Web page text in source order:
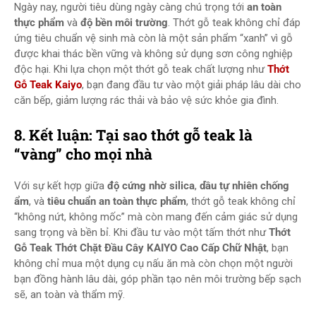
Ngày nay, người tiêu dùng ngày càng chú trọng tới an toàn
thực phẩm và độ bền môi trường. Thớt gỗ teak không chỉ đáp
ứng tiêu chuẩn vệ sinh mà còn là một sản phẩm “xanh” vì gỗ
được khai thác bền vững và không sử dụng sơn công nghiệp
độc hại. Khi lựa chọn một thớt gỗ teak chất lượng nhưThớt
Gỗ Teak Kaiyo, bạn đang đầu tư vào một giải pháp lâu dài cho
căn bếp, giảm lượng rác thải và bảo vệ sức khỏe gia đình.
8. Kết luận: Tại sao thớt gỗ teak là
“vàng” cho mọi nhà
Với sự kết hợp giữa độ cứng nhờ silica, dầu tự nhiên chống
ẩm, và tiêu chuẩn an toàn thực phẩm, thớt gỗ teak không chỉ
“không nứt, không mốc” mà còn mang đến cảm giác sử dụng
sang trọng và bền bỉ. Khi đầu tư vào một tấm thớt nhưThớt
Gỗ Teak Thớt Chặt Đầu Cây KAIYO Cao Cấp Chữ Nhật, bạn
không chỉ mua một dụng cụ nấu ăn mà còn chọn một người
bạn đồng hành lâu dài, góp phần tạo nên môi trường bếp sạch
sẽ, an toàn và thẩm mỹ.